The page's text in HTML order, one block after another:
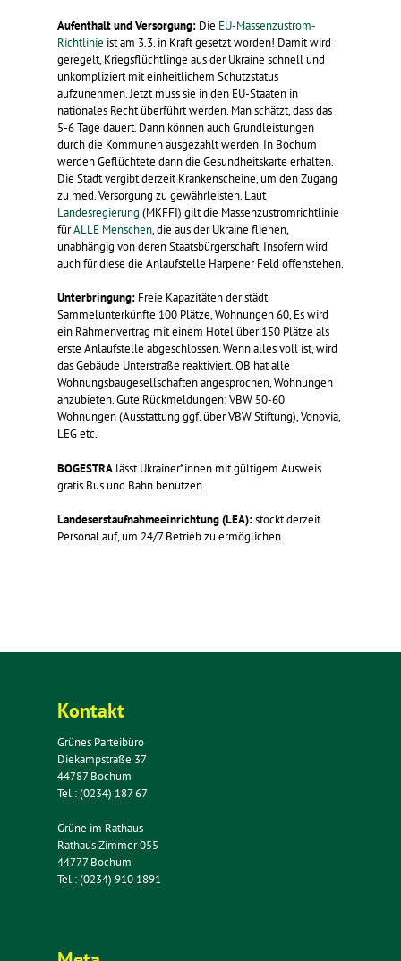
Aufenthaltund Versorgung: Die EU-Massenzustrom-
Richtlinie ist am 3.3. in Kraft gesetzt worden! Damit wird
geregelt, Kriegsflüchtlinge aus der Ukraine schnell und
unkompliziert mit einheitlichem Schutzstatus
aufzunehmen. Jetzt muss sie in den EU-Staaten in
nationales Recht überführt werden. Man schätzt, dass das
5-6 Tage dauert. Dann können auch Grundleistungen
durch die Kommunen ausgezahlt werden. In Bochum
werden Geflüchtete dann die Gesundheitskarte erhalten.
Die Stadt vergibt derzeit Krankenscheine, um den Zugang
zu med. Versorgung zu gewährleisten. Laut
Landesregierung (MKFFI) gilt die Massenzustromrichtlinie
fürALLE Menschen, die aus der Ukraine fliehen,
unabhängig von deren Staatsbürgerschaft. Insofern wird
auch für diese die Anlaufstelle Harpener Feld offenstehen.
Unterbringung: Freie Kapazitäten der städt.
Sammelunterkünfte 100 Plätze, Wohnungen 60, Es wird
ein Rahmenvertrag mit einem Hotel über 150 Plätze als
erste Anlaufstelle abgeschlossen. Wenn alles voll ist, wird
das Gebäude Unterstraße reaktiviert. OB hat alle
Wohnungsbaugesellschaften angesprochen, Wohnungen
anzubieten. Gute Rückmeldungen: VBW 50-60
Wohnungen (Ausstattung ggf. über VBW Stiftung), Vonovia,
LEG etc.
BOGESTRA lässt Ukrainer*innen mit gültigem Ausweis
gratis Bus und Bahn benutzen.
Landeserstaufnahmeeinrichtung (LEA):stockt derzeit
Personal auf, um 24/7 Betrieb zu ermöglichen.
Kontakt
Grünes Parteibüro
Diekampstraße 37
44787 Bochum
Tel.: (0234) 187 67
Grüne im Rathaus
Rathaus Zimmer 055
44777 Bochum
Tel.: (0234) 910 1891